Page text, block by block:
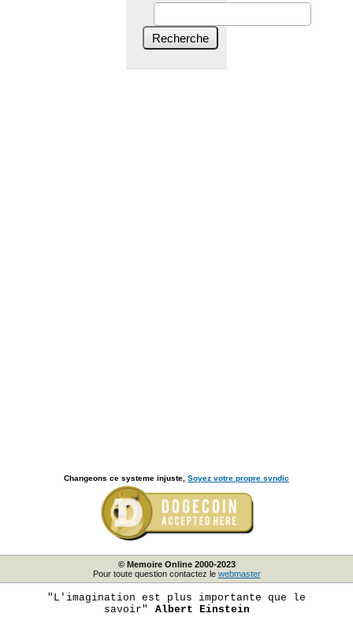
Changeons ce systeme injuste, Soyez votre propre syndic
© Memoire Online 2000-2023
Pour toute question contactez le webmaster
"L'imagination est plus importante que le
savoir"
Albert Einstein